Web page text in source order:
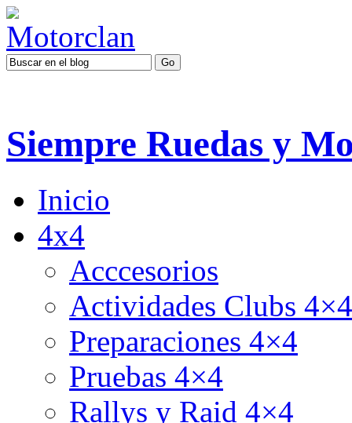
Siempre Ruedas y
Inicio
4x4
Acccesorios
Actividades Clubs 4×4
Preparaciones 4×4
Pruebas 4×4
Rallys y Raid 4×4